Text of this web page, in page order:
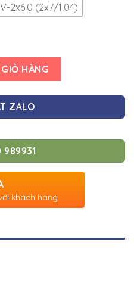
2x6.0 (2x7/1.04)
HÀNG
ZALO
989931
khách hàng